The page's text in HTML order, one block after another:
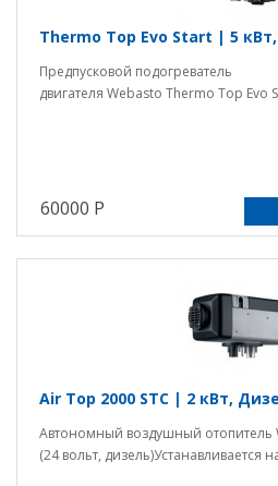
Thermo Top Evo Start | 5
Предпусковой подогреватель
двигателя Webasto Thermo Top Evo
60000 Р
Air Top 2000 STС | 2 кВт,
Автономный воздушный отопитель
(24 вольт, дизель)Устанавливается